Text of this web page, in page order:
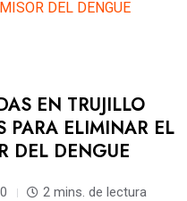
DEL DENGUE
EN TRUJILLO
PARA ELIMINAR EL
DEL DENGUE
0 2 mins. de lectura